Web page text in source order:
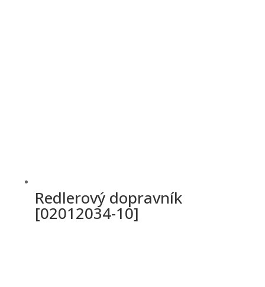
Redlerový dopravník
[02012034-10]